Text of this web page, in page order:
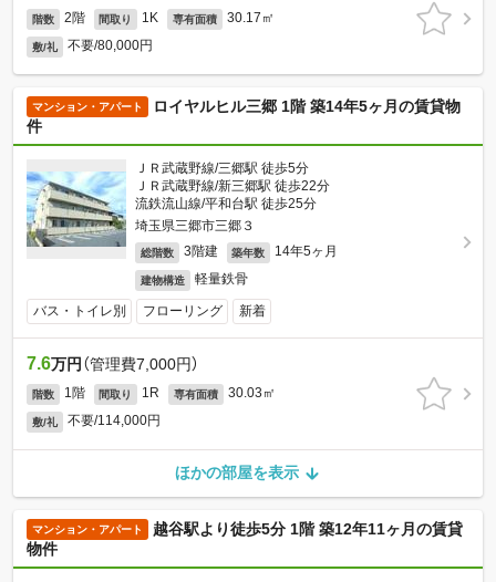
階数 2階 間取り 1K 専有面積 30.17㎡
敷/礼 不要/80,000円
マンション・アパート
ロイヤルヒル三郷 1階 築14年5ヶ月の賃貸物
件
ＪＲ武蔵野線/三郷駅 徒歩5分
ＪＲ武蔵野線/新三郷駅 徒歩22分
流鉄流山線/平和台駅 徒歩25分
埼玉県三郷市三郷３
総階数 3階建 築年数 14年5ヶ月
建物構造 軽量鉄骨
バス・トイレ別 フローリング 新着
7.6万円 （管理費7,000円）
階数 1階 間取り 1R 専有面積 30.03㎡
敷/礼 不要/114,000円
ほかの部屋を表示
マンション・アパート
越谷駅より徒歩5分 1階 築12年11ヶ月の賃貸
物件